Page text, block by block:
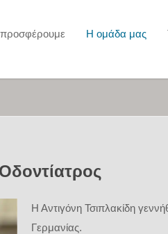
προσφέρουμε Η ομάδα μας
Η Αντιγόνη Τσιπλακίδη
Γερμανίας.